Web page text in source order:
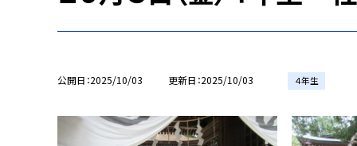
公開日 2025/10/03 更新日 2025/10/03 ４年生